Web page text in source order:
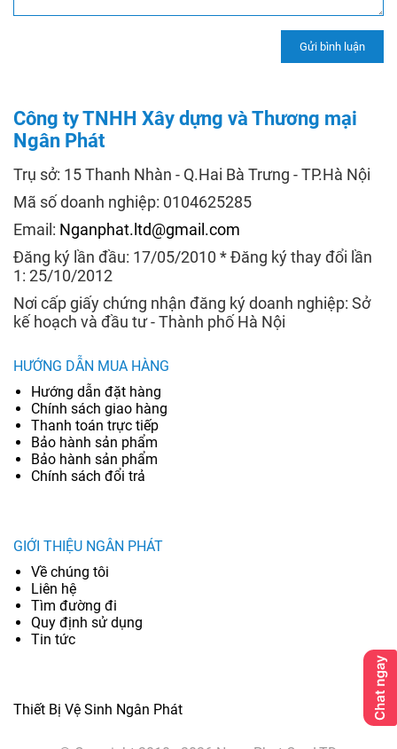
Công ty TNHH Xây dựng và Thương mại
Ngân Phát
Trụ sở: 15 Thanh Nhàn - Q.Hai Bà Trưng - TP.Hà Nội
Mã số doanh nghiệp: 0104625285
Email: Nganphat.ltd@gmail.com
Đăng ký lần đầu: 17/05/2010 * Đăng ký thay đổi lần
1: 25/10/2012
Nơi cấp giấy chứng nhận đăng ký doanh nghiệp: Sở
kế hoạch và đầu tư - Thành phố Hà Nội
HƯỚNG DẪN MUA HÀNG
Hướng dẫn đặt hàng
Chính sách giao hàng
Thanh toán trực tiếp
Bảo hành sản phẩm
Bảo hành sản phẩm
Chính sách đổi trả
GIỚI THIỆU NGÂN PHÁT
Về chúng tôi
Liên hệ
Tìm đường đi
Quy định sử dụng
Tin tức
Thiết Bị Vệ Sinh Ngân Phát